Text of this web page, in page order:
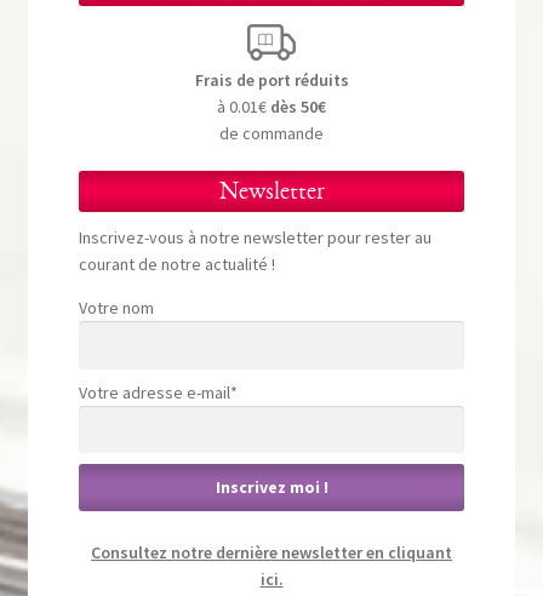
Frais de port réduits
à 0.01€ dès 50€
de commande
Newsletter
Inscrivez-vous à notre newsletter pour rester au
courant de notre actualité !
Votre nom
Votre adresse e-mail*
Consultez notre dernière newsletter en cliquant
ici.